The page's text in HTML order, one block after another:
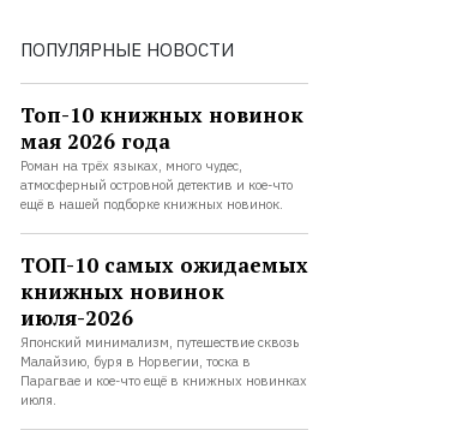
ПОПУЛЯРНЫЕ НОВОСТИ
Топ-10 книжных новинок
мая 2026 года
Роман на трёх языках, много чудес,
атмосферный островной детектив и кое-что
ещё в нашей подборке книжных новинок.
ТОП-10 самых ожидаемых
книжных новинок
июля-2026
Японский минимализм, путешествие сквозь
Малайзию, буря в Норвегии, тоска в
Парагвае и кое-что ещё в книжных новинках
июля.